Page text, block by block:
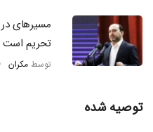
مسیرهای
تحریم است
توسط مکران
توصیه شده